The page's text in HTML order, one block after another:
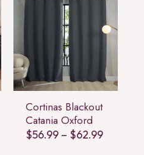
Cortinas Blackout
Catania Oxford
$56.99 – $62.99Price